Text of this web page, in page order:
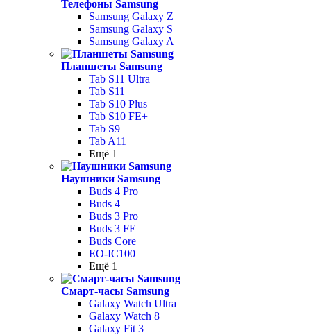
Телефоны Samsung
Samsung Galaxy Z
Samsung Galaxy S
Samsung Galaxy A
Планшеты Samsung
Tab S11 Ultra
Tab S11
Tab S10 Plus
Tab S10 FE+
Tab S9
Tab A11
Ещё 1
Наушники Samsung
Buds 4 Pro
Buds 4
Buds 3 Pro
Buds 3 FE
Buds Core
EO-IC100
Ещё 1
Смарт-часы Samsung
Galaxy Watch Ultra
Galaxy Watch 8
Galaxy Fit 3